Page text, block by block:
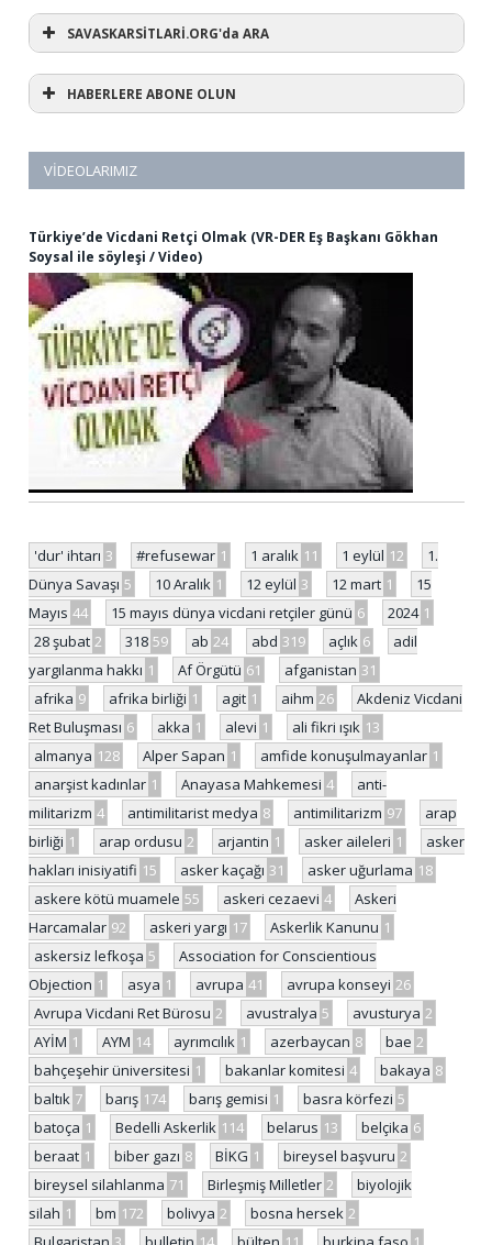
SAVASKARSİTLARİ.ORG'da ARA
HABERLERE ABONE OLUN
VIDEOLARIMIZ
Türkiye’de Vicdani Retçi Olmak (VR-DER Eş Başkanı Gökhan
Soysal ile söyleşi / Video)
'dur' ihtarı 3 #refusewar 1 1 aralık 11 1 eylül 12
1.
Dünya Savaşı 5 10 Aralık 1 12 eylül 3 12 mart 1
15
Mayıs 44 15 mayıs dünya vicdani retçiler günü 6 2024 1
28 şubat 2 318 59 ab 24 abd 319 açlık 6
adil
yargılanma hakkı 1 Af Örgütü 61 afganistan 31
afrika 9 afrika birliği 1 agit 1 aihm 26
Akdeniz Vicdani
Ret Buluşması 6 akka 1 alevi 1 ali fikri ışık 13
almanya 128 Alper Sapan 1 amfide konuşulmayanlar 1
anarşist kadınlar 1 Anayasa Mahkemesi 4
anti-
militarizm 4 antimilitarist medya 8 antimilitarizm 97
arap
birliği 1 arap ordusu 2 arjantin 1 asker aileleri 1
asker
hakları inisiyatifi 15 asker kaçağı 31 asker uğurlama 18
askere kötü muamele 55 askeri cezaevi 4
Askeri
Harcamalar 92 askeri yargı 17 Askerlik Kanunu 1
askersiz lefkoşa 5
Association for Conscientious
Objection 1 asya 1 avrupa 41 avrupa konseyi 26
Avrupa Vicdani Ret Bürosu 2 avustralya 5 avusturya 2
AYİM 1 AYM 14 ayrımcılık 1 azerbaycan 8 bae 2
bahçeşehir üniversitesi 1 bakanlar komitesi 4 bakaya 8
baltık 7 barış 174 barış gemisi 1 basra körfezi 5
batoça 1 Bedelli Askerlik 114 belarus 13 belçika 6
beraat 1 biber gazı 8 BİKG 1 bireysel başvuru 2
bireysel silahlanma 71 Birleşmiş Milletler 2
biyolojik
silah 1 bm 172 bolivya 2 bosna hersek 2